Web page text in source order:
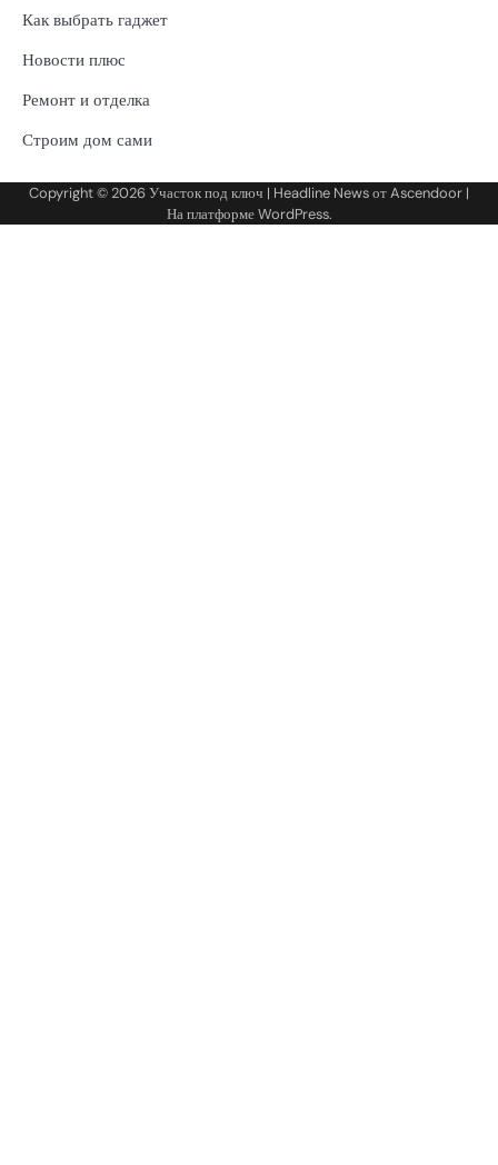
Как выбрать гаджет
Новости плюс
Ремонт и отделка
Строим дом сами
Copyright © 2026Участок под ключ | Headline News отAscendoor |
На платформеWordPress.